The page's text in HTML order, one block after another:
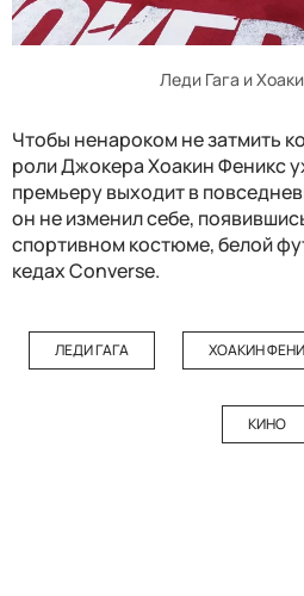
Леди Гага и
Чтобы ненароком не затмить
роли Джокера Хоакин Феникс
премьеру выходит в
он не изменил себе,
спортивном костюме, белой
кедах Converse.
ЛЕДИ ГАГА ХОАКИН
КИНО